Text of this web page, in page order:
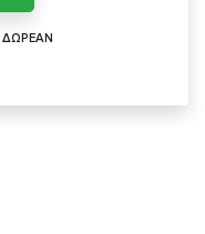
ΔΩΡΕΑΝ